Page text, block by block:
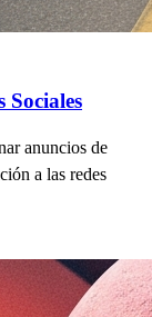
Sociales
anuncios de
a las redes